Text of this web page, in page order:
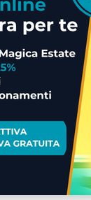
Italia s.r.l.
di borsa differite
Intrinio) / FOREX
l'accettazione
, delle Politiche